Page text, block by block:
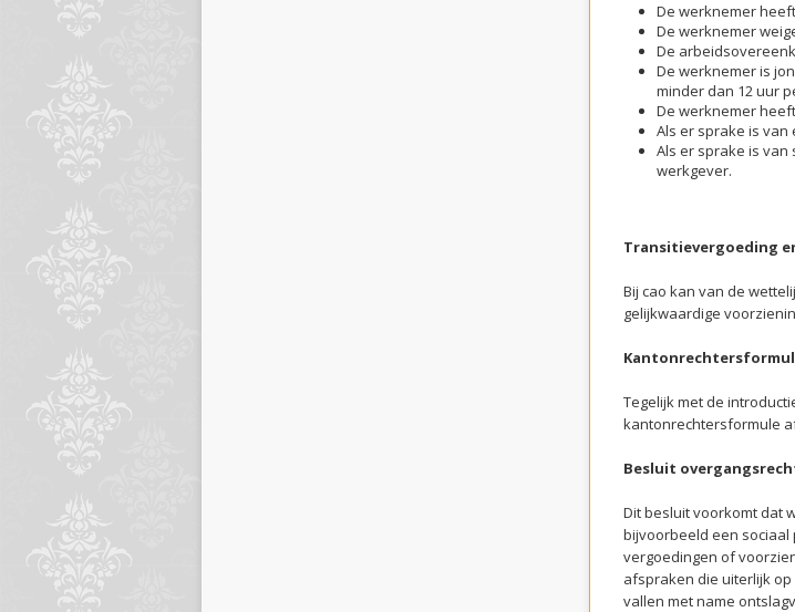
De werknemer
De werknemer
De
De werknemer is
minder dan 12 uur
De werknemer
Als er sprake is
Als er sprake is
werkgever.
Transitievergoeding
Bij cao kan van de
gelijkwaardige
Tegelijk met de
kantonrechtersformule
Besluit
Dit besluit voorkomt dat
bijvoorbeeld een
vergoedingen of
afspraken die uiterlijk op
vallen met name